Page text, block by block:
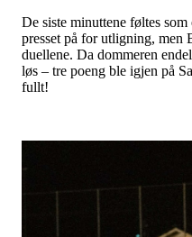
De siste minuttene føltes
presset på for utligning, men
duellene. Da dommeren
løs – tre poeng ble igjen på
fullt!